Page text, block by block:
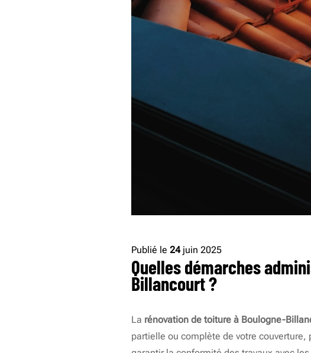
Publié le 24juin 2025
Quelles démarches
Billancourt ?
La rénovation de toiture à Boulogne-
partielle ou complète de votre